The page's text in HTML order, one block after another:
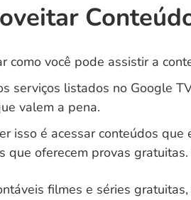
como você pode assistir a
serviços listados no Google
valem a pena.
isso é acessar conteúdos
que oferecem provas
filmes e séries